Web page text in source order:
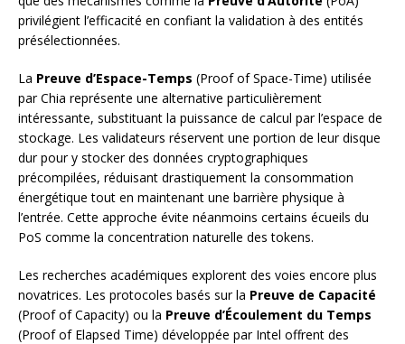
privilégient l’efficacité en confiant la validation à des entités
présélectionnées.
La Preuve d’Espace-Temps (Proof of Space-Time) utilisée
par Chia représente une alternative particulièrement
intéressante, substituant la puissance de calcul par l’espace de
stockage. Les validateurs réservent une portion de leur disque
dur pour y stocker des données cryptographiques
précompilées, réduisant drastiquement la consommation
énergétique tout en maintenant une barrière physique à
l’entrée. Cette approche évite néanmoins certains écueils du
PoS comme la concentration naturelle des tokens.
Les recherches académiques explorent des voies encore plus
novatrices. Les protocoles basés sur la Preuve de Capacité
(Proof of Capacity) ou la Preuve d’Écoulement du Temps
(Proof of Elapsed Time) développée par Intel offrent des